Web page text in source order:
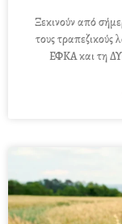
Ξεκινούν από
τους τραπεζικούς
ΕΦΚΑ και τη